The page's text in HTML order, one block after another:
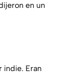
en un
indie. Eran